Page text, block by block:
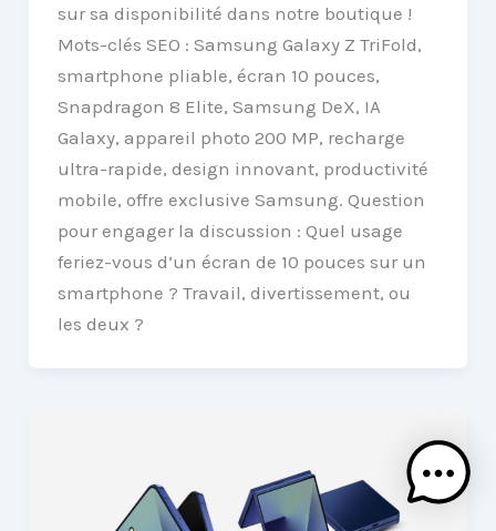
sur sa disponibilité dans notre boutique !
Mots-clés SEO : Samsung Galaxy Z TriFold,
smartphone pliable, écran 10 pouces,
Snapdragon 8 Elite, Samsung DeX, IA
Galaxy, appareil photo 200 MP, recharge
ultra-rapide, design innovant, productivité
mobile, offre exclusive Samsung. Question
pour engager la discussion : Quel usage
feriez-vous d’un écran de 10 pouces sur un
smartphone ? Travail, divertissement, ou
les deux ?